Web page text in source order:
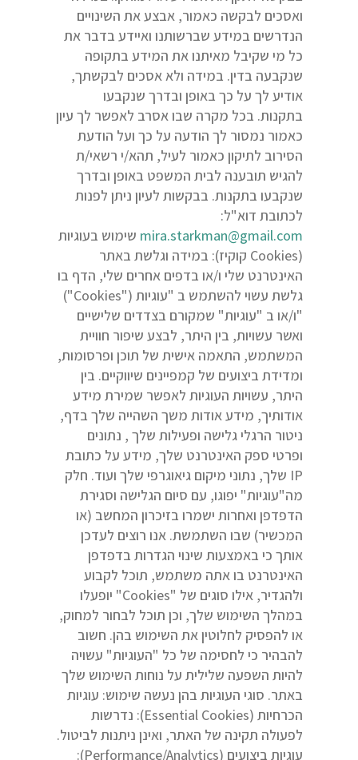
ואסכים לבקשה כאמור, אבצע את השינויים
הנדרשים במידע שברשותנו ואיידע בדבר את
כל מי שקיבל מאיתנו את המידע בתקופה
שנקבעה בדין. במידה ולא אסכים לבקשתך,
אודיע לך על כך באופן ובדרך שנקבעו
בתקנות. בכל מקרה שבו אסרב לאפשר לך עיון
כאמור נמסור לך הודעה על כך ועל הודעת
הסירוב לתיקון כאמור לעיל, תהא/י רשאי/ת
להגיש תובענה לבית המשפט באופן ובדרך
שנקבעו בתקנות. בבקשות לעיון ניתן לפנות
לכתובת דוא"ל:
mira.starkman@gmail.com שימוש בעוגיות
(Cookies קוקיז): במידה וגלשת באתר
האינטרנט שלי ו/או בדפים אחרים שלי, הדף בו
גלשת עשוי להשתמש ב "עוגיות ("Cookies")
"ו/או ב "עוגיות" שמקורם בצדדים שלישיים
ואשר עשויות, בין היתר, לבצע שיפור חוויית
המשתמש, התאמה אישית של תוכן ופרסומות,
ומדידת ביצועים של קמפיינים שיווקיים. בין
היתר, עשויות העוגיות לאפשר שמירת מידע
אודותיך, מידע אודות משך השהייה שלך בדף,
ניטור הרגלי גלישה ופעילות שלך , נתונים
ופרטי ספק האינטרנט שלך, מידע על כתובת
IP שלך, נתוני מיקום גיאוגרפי שלך ועוד. חלק
מה"עוגיות" יפוגו, עם סיום הגלישה וסגירת
הדפדפן ואחרות ישמרו בזיכרון המחשב (או
המכשיר) שבו השתמשת. אנו רוצים לעדכן
אותך כי באמצעות שינוי הגדרות בדפדפן
האינטרנט בו אתה משתמש, תוכל לקבוע
ולהגדיר, אילו סוגים של "Cookies" יופעלו
במהלך השימוש שלך, וכן תוכל לבחור למחוק,
או להפסיק לחלוטין את השימוש בהן. חשוב
להבהיר כי לחסימה של כל "העוגיות" עשויה
להיות השפעה שלילית על נוחות השימוש שלך
באתר. סוגי העוגיות בהן נעשה שימוש: עוגיות
הכרחיות (Essential Cookies): נדרשות
לפעולה תקינה של האתר, ואינן ניתנות לביטול.
עוגיות ביצועים (Performance/Analytics):